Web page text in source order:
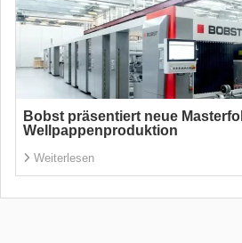
Bobst präsentiert neue
Wellpappenproduktion
Weiterlesen